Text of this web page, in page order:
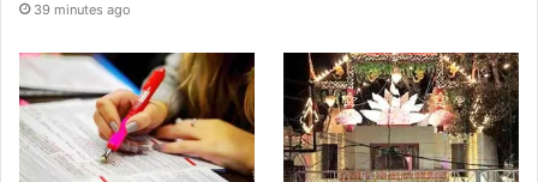
39 minutes ago